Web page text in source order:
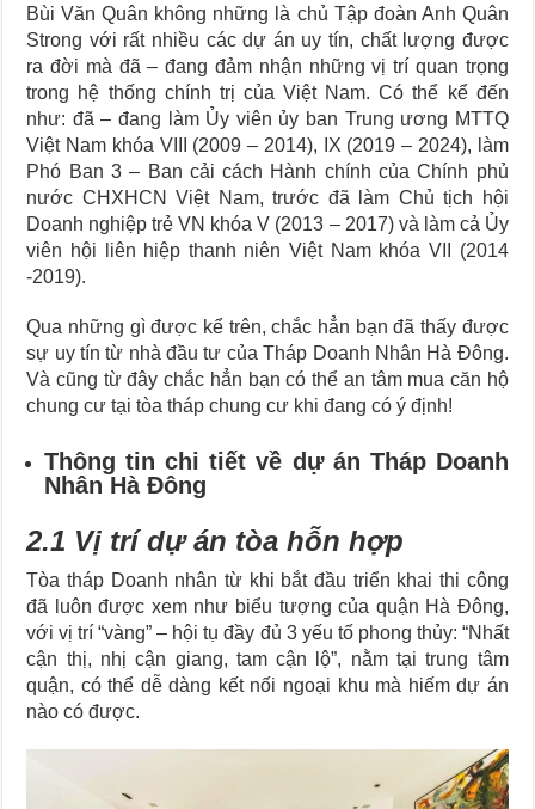
Bùi Văn Quân không những là chủ Tập đoàn Anh Quân
Strong với rất nhiều các dự án uy tín, chất lượng được
ra đời mà đã – đang đảm nhận những vị trí quan trọng
trong hệ thống chính trị của Việt Nam. Có thể kể đến
như: đã – đang làm Ủy viên ủy ban Trung ương MTTQ
Việt Nam khóa VIII (2009 – 2014), IX (2019 – 2024), làm
Phó Ban 3 – Ban cải cách Hành chính của Chính phủ
nước CHXHCN Việt Nam, trước đã làm Chủ tịch hội
Doanh nghiệp trẻ VN khóa V (2013 – 2017) và làm cả Ủy
viên hội liên hiệp thanh niên Việt Nam khóa VII (2014
-2019).
Qua những gì được kể trên, chắc hẳn bạn đã thấy được
sự uy tín từ nhà đầu tư của Tháp Doanh Nhân Hà Đông.
Và cũng từ đây chắc hẳn bạn có thể an tâm mua căn hộ
chung cư tại tòa tháp chung cư khi đang có ý định!
Thông tin chi tiết về dự án Tháp Doanh
Nhân Hà Đông
2.1 Vị trí dự án tòa hỗn hợp
Tòa tháp Doanh nhân từ khi bắt đầu triển khai thi công
đã luôn được xem như biểu tượng của quận Hà Đông,
với vị trí “vàng” – hội tụ đầy đủ 3 yếu tố phong thủy: “Nhất
cận thị, nhị cận giang, tam cận lộ”, nằm tại trung tâm
quận, có thể dễ dàng kết nối ngoại khu mà hiếm dự án
nào có được.